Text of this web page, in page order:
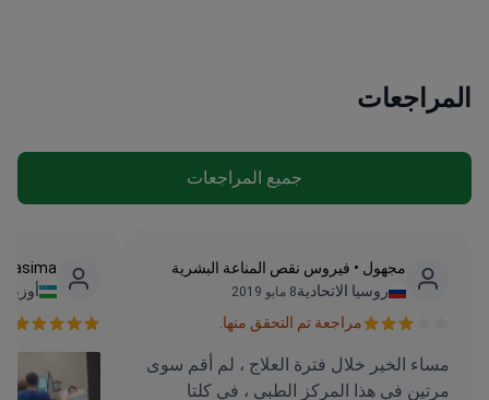
المراجعات
جميع المراجعات
مجهول • فيروس نقص المناعة البشرية
روسيا الاتحادية8 مايو 2019
مراجعة تم التحقق منها.
مساء الخير خلال فترة العلاج ، لم أقم سوى
مرتين في هذا المركز الطبي ، في كلتا
Rasima • العلاج من الإدمان